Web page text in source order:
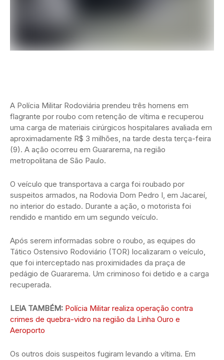
A Polícia Militar Rodoviária prendeu três homens em
flagrante por roubo com retenção de vítima e recuperou
uma carga de materiais cirúrgicos hospitalares avaliada em
aproximadamente R$ 3 milhões, na tarde desta terça-feira
(9). A ação ocorreu em Guararema, na região
metropolitana de São Paulo.
O veículo que transportava a carga foi roubado por
suspeitos armados, na Rodovia Dom Pedro I, em Jacareí,
no interior do estado. Durante a ação, o motorista foi
rendido e mantido em um segundo veículo.
Após serem informadas sobre o roubo, as equipes do
Tático Ostensivo Rodoviário (TOR) localizaram o veículo,
que foi interceptado nas proximidades da praça de
pedágio de Guararema. Um criminoso foi detido e a carga
recuperada.
LEIA TAMBÉM: Polícia Militar realiza operação contra
crimes de quebra-vidro na região da Linha Ouro e
Aeroporto
Os outros dois suspeitos fugiram levando a vítima. Em